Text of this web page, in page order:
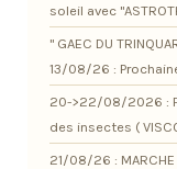
soleil avec
" GAEC DU
13/08/26 :
20->22/08/2026 :
des insectes (
21/08/26 : MARCHE